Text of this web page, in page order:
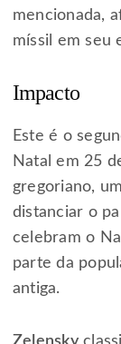
mencionada,
míssil em seu
Impacto
Este é o
Natal em 25
gregoriano,
distanciar o
celebram o
parte da
antiga.